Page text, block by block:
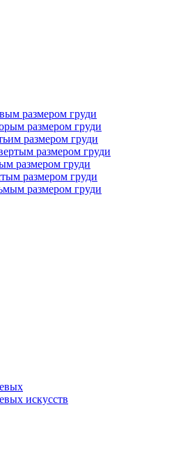
размером груди
размером груди
размером груди
размером груди
размером груди
размером груди
размером груди
искусств